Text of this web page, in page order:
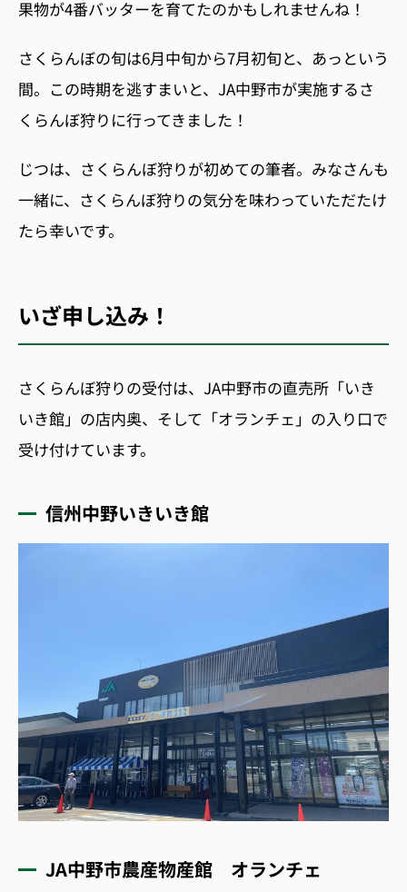
果物が4番バッターを育てたのかもしれませんね！
さくらんぼの旬は6月中旬から7月初旬と、あっという
間。この時期を逃すまいと、JA中野市が実施するさ
くらんぼ狩りに行ってきました！
じつは、さくらんぼ狩りが初めての筆者。みなさんも
一緒に、さくらんぼ狩りの気分を味わっていただたけ
たら幸いです。
いざ申し込み！
さくらんぼ狩りの受付は、 JA中野市の直売所「いき
いき館」の店内奥、そして 「オランチェ」の入り口で
受け付けています。
信州中野いきいき館
JA中野市農産物産館 オランチェ